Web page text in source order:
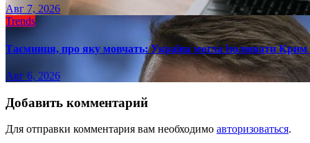
Авг 7, 2026
Trends
Таємниця, про яку мовчать: Україна могла ізолювати
Авг 6, 2026
Добавить комментарий
Для отправки комментария вам необходимо авторизоваться.